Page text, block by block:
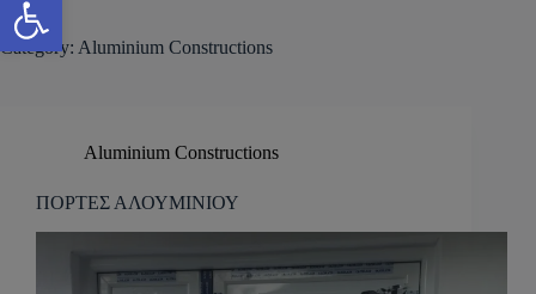
Category: Aluminium Constructions
Aluminium Constructions
ΠΟΡΤΕΣ ΑΛΟΥΜΙΝΙΟΥ